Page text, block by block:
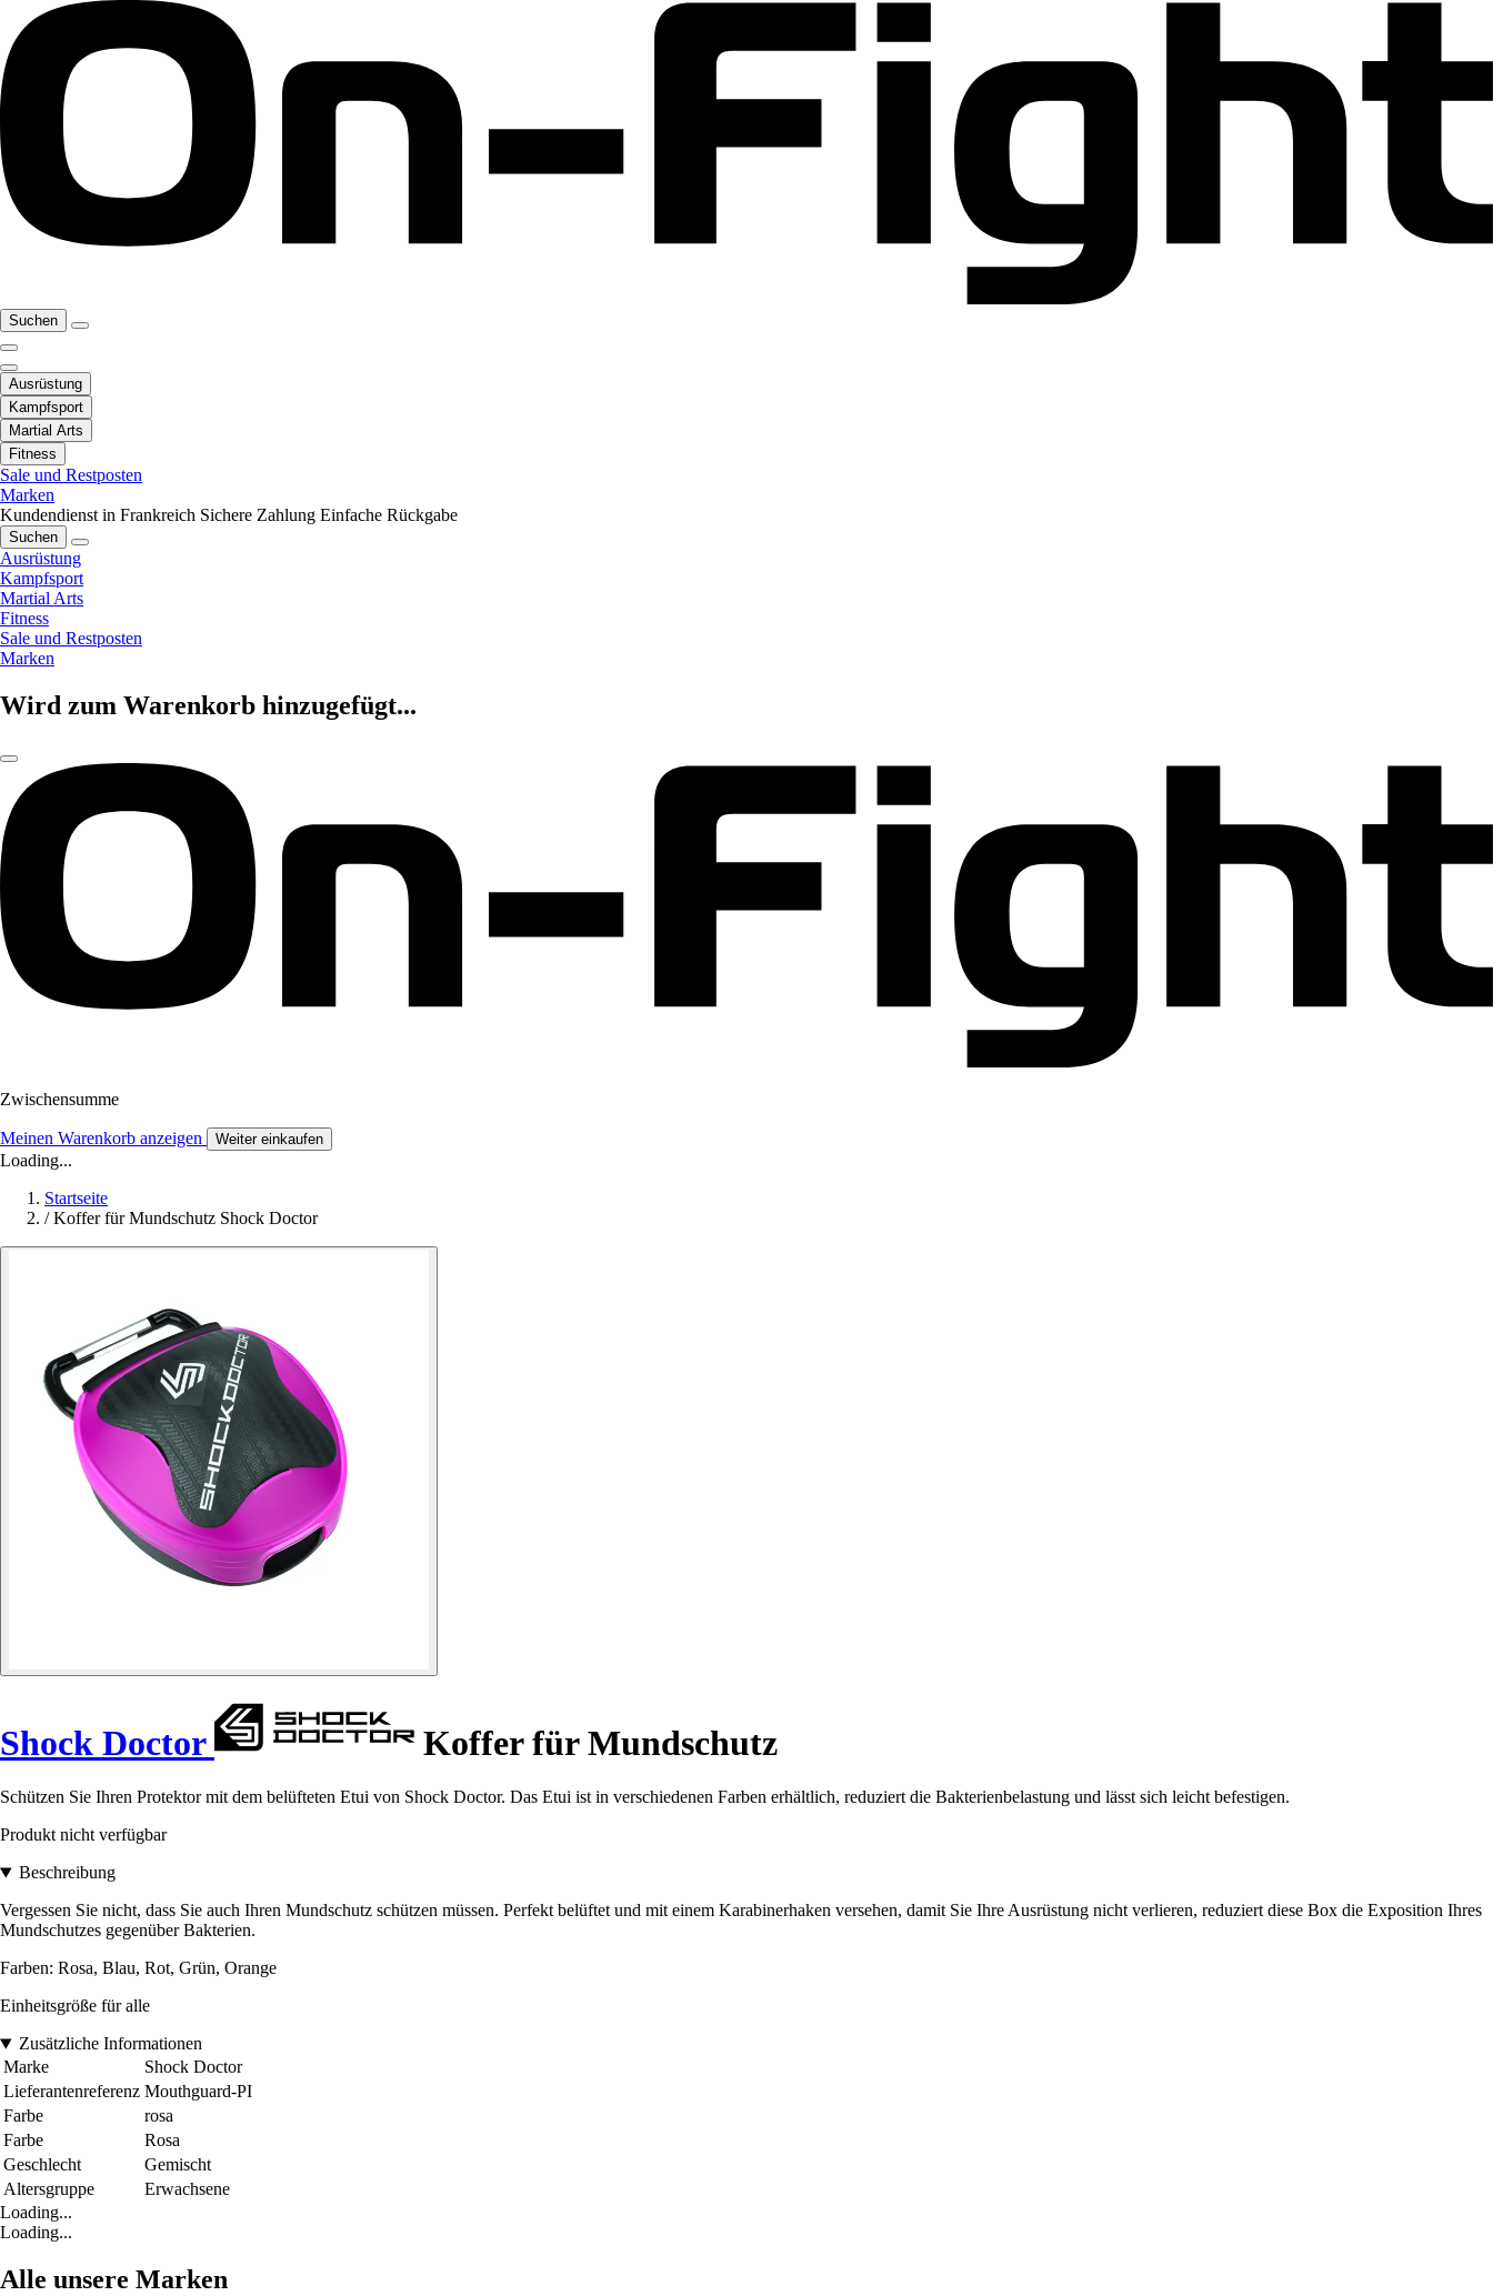
Suchen
Ausrüstung
Kampfsport
Martial Arts
Fitness
Sale und Restposten
Marken
Kundendienst in Frankreich Sichere Zahlung Einfache Rückgabe
Suchen
Ausrüstung
Kampfsport
Martial Arts
Fitness
Sale und Restposten
Marken
Wird zum Warenkorb hinzugefügt...
Zwischensumme
Meinen Warenkorb anzeigen Weiter einkaufen
Loading...
Startseite
/ Koffer für Mundschutz Shock Doctor
Shock Doctor Koffer für Mundschutz
Schützen Sie Ihren Protektor mit dem belüfteten Etui von Shock Doctor. Das Etui ist in verschiedenen Farben erhältlich, reduziert die Bakterienbelastung und lässt sich leicht befestigen.
Produkt nicht verfügbar
Beschreibung
Vergessen Sie nicht, dass Sie auch Ihren Mundschutz schützen müssen. Perfekt belüftet und mit einem Karabinerhaken versehen, damit Sie Ihre Ausrüstung nicht verlieren, reduziert diese Box die Exposition Ihres
Mundschutzes gegenüber Bakterien.
Farben: Rosa, Blau, Rot, Grün, Orange
Einheitsgröße für alle
Zusätzliche Informationen
Marke
Shock Doctor
Lieferantenreferenz Mouthguard-PI
Farbe
rosa
Farbe
Rosa
Geschlecht
Gemischt
Altersgruppe
Erwachsene
Loading...
Loading...
Alle unsere Marken